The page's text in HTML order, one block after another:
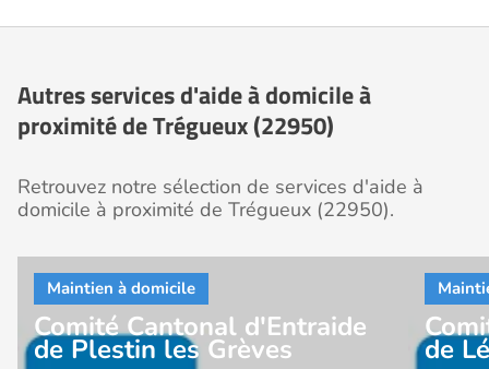
Autres services d'aide à domicile à
proximité de Trégueux (22950)
Retrouvez notre sélection de services d'aide à
domicile à proximité de Trégueux (22950).
Comité Cantonal d'Entraide
de Plestin les Grèves de